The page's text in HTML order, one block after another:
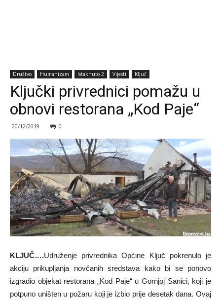
Društvo Humanizam Istaknuto 2 Vijesti Ključ
Ključki privrednici pomažu u
obnovi restorana „Kod Paje“
20/12/2019 0
KLJUČ….Udruženje privrednika Općine Ključ pokrenulo je
akciju prikupljanja novčanih sredstava kako bi se ponovo
izgradio objekat restorana „Kod Paje“ u Gornjoj Sanici, koji je
potpuno uništen u požaru koji je izbio prije desetak dana. Ovaj